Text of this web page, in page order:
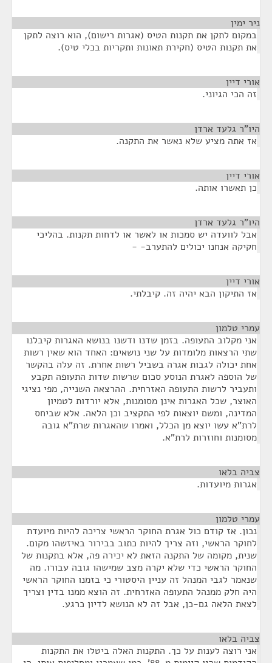
ניר ימין
במקום לתקן את תקנות הטיס (אגרות רישום), הוא רוצה לתקן
את תקנות הטיס (חקירת תאונות ותקריות בכלי טיס).
אורי דיין
זה הכי הגיוני.
היו"ר גלעד ארדן
אז אתה מציע שלא נאשר את התקנה.
אורי דיין
כן תאשרו אותה.
היו"ר גלעד ארדן
אבל לוועדה יש סמכות או לאשר או לדחות תקנות. בהליכי
חקיקה אנחנו יכולים להתערב- -
אורי דיין
אז התיקון הבא יהיה זה. קיבלתי.
עמרי טלמון
אני מקלוב התעופה. בזמן שדנו ודשנו בנושא האגרות קיבלנו
שתי הרצאות מלומדות על שני נושאים: האחד הוא שאין רשות
אחת יכולה לגבות אגרה בשביל רשות אחרת. זה עלה בהקשר
של הוספה לאגרת הנוסע סכום שרשות שדות התעופה תקבע
ותעביר לרשות התעופה האזרחית. ההרצאה השנייה, מפי נציגי
האוצר, שכל האגרות אינן מסומנות, אלא יורדות לטמיון
המדינה, ומשם יוצאות לפי התקציב וכן הלאה. אלא שביחס
לרת"א עשו יוצא מן הכלל, ואמרו שהאגרות שרת"א גובה
מסומנות וחוזרות לרת"א.
צביה בלאו
אגרות מיועדות.
עמרי טלמון
נכון. אז קודם כול אגרת החוקר הראשי צריכה להיות מיועדת
לחוקר הראשי, וזה צריך להיות כתוב בבירור באיזשהו מקום.
שנית, מקומה של התקנה הזאת לא יכירה פה, אלא בתקנות של
החוקר הראשי כדי שלא יקרה מצב שמישהו גובה עבורו. מה
שנאמר לגבי המנהל זה עניין היסטורי כי בזמנו החוקר הראשי
היה חלק ממנהל התעופה האזרחית. זה הוצא ממנו בדין וצריך
לצאת הלאה גם-כן, אבל זה לא הנושא לדיון כרגע.
צביה בלאו
אני רוצה לענות על כך. התקנות האלה ביטלו את התקנות